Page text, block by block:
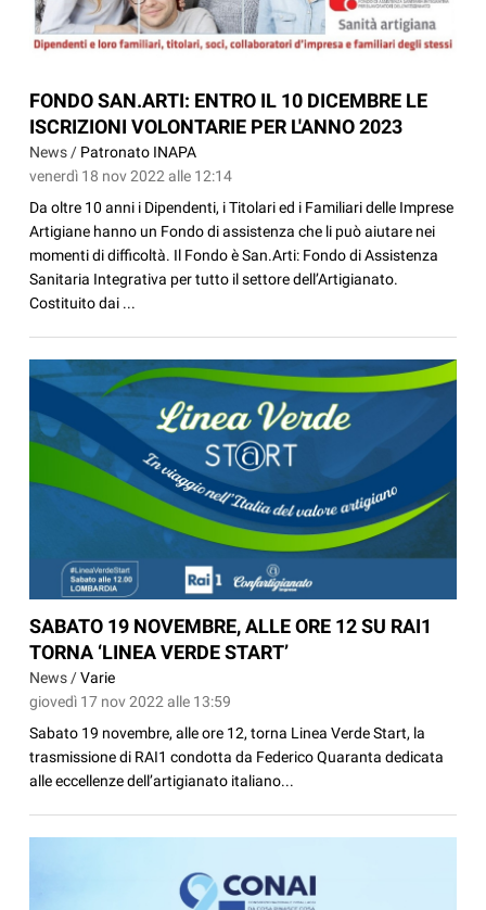
FONDO SAN.ARTI: ENTRO IL 10 DICEMBRE LE
ISCRIZIONI VOLONTARIE PER L'ANNO 2023
News / Patronato INAPA
venerdì 18 nov 2022 alle 12:14
Da oltre 10 anni i Dipendenti, i Titolari ed i Familiari delle Imprese
Artigiane hanno un Fondo di assistenza che li può aiutare nei
momenti di difficoltà. Il Fondo è San.Arti: Fondo di Assistenza
Sanitaria Integrativa per tutto il settore dell’Artigianato.
Costituito dai ...
SABATO 19 NOVEMBRE, ALLE ORE 12 SU RAI1
TORNA ‘LINEA VERDE START’
News /Varie
giovedì 17 nov 2022 alle 13:59
Sabato 19 novembre, alle ore 12, torna Linea Verde Start, la
trasmissione di RAI1 condotta da Federico Quaranta dedicata
alle eccellenze dell’artigianato italiano...